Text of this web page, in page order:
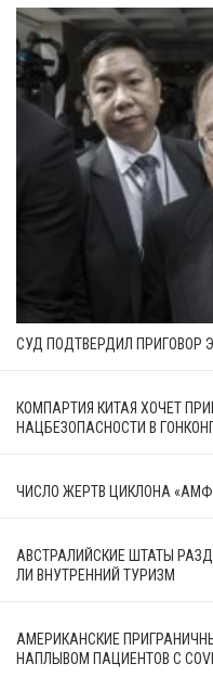
СУД ПОДТВЕРДИЛ ПРИГОВОР
КОМПАРТИЯ КИТАЯ ХОЧЕТ
НАЦБЕЗОПАСНОСТИ В
ЧИСЛО ЖЕРТВ ЦИКЛОНА
АВСТРАЛИЙСКИЕ ШТАТЫ
ЛИ ВНУТРЕННИЙ ТУРИЗМ
АМЕРИКАНСКИЕ
НАПЛЫВОМ ПАЦИЕНТОВ С